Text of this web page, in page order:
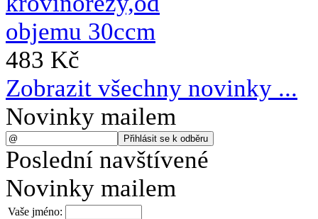
483 Kč
Zobrazit všechny novinky ...
Novinky mailem
Poslední navštívené
Novinky mailem
Vaše jméno: